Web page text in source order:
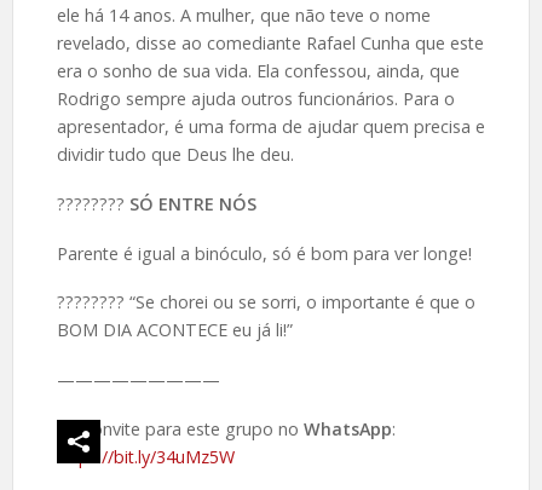
ele há 14 anos. A mulher, que não teve o nome
revelado, disse ao comediante Rafael Cunha que este
era o sonho de sua vida. Ela confessou, ainda, que
Rodrigo sempre ajuda outros funcionários. Para o
apresentador, é uma forma de ajudar quem precisa e
dividir tudo que Deus lhe deu.
????️???? SÓ ENTRE NÓS
Parente é igual a binóculo, só é bom para ver longe!
????️???? “Se chorei ou se sorri, o importante é que o
BOM DIA ACONTECE eu já li!”
—————————
Convite para este grupo no WhatsApp:
https://bit.ly/34uMz5W